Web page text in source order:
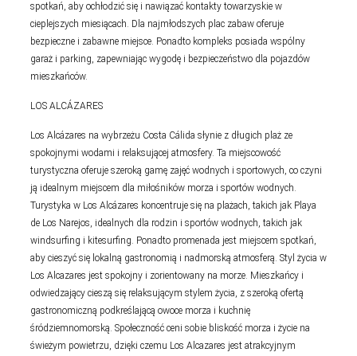
spotkań, aby ochłodzić się i nawiązać kontakty towarzyskie w
cieplejszych miesiącach. Dla najmłodszych plac zabaw oferuje
bezpieczne i zabawne miejsce. Ponadto kompleks posiada wspólny
garaż i parking, zapewniając wygodę i bezpieczeństwo dla pojazdów
mieszkańców.
LOS ALCÁZARES
Los Alcázares na wybrzeżu Costa Cálida słynie z długich plaż ze
spokojnymi wodami i relaksującej atmosfery. Ta miejscowość
turystyczna oferuje szeroką gamę zajęć wodnych i sportowych, co czyni
ją idealnym miejscem dla miłośników morza i sportów wodnych.
Turystyka w Los Alcázares koncentruje się na plażach, takich jak Playa
de Los Narejos, idealnych dla rodzin i sportów wodnych, takich jak
windsurfing i kitesurfing. Ponadto promenada jest miejscem spotkań,
aby cieszyć się lokalną gastronomią i nadmorską atmosferą. Styl życia w
Los Alcazares jest spokojny i zorientowany na morze. Mieszkańcy i
odwiedzający cieszą się relaksującym stylem życia, z szeroką ofertą
gastronomiczną podkreślającą owoce morza i kuchnię
śródziemnomorską. Społeczność ceni sobie bliskość morza i życie na
świeżym powietrzu, dzięki czemu Los Alcazares jest atrakcyjnym